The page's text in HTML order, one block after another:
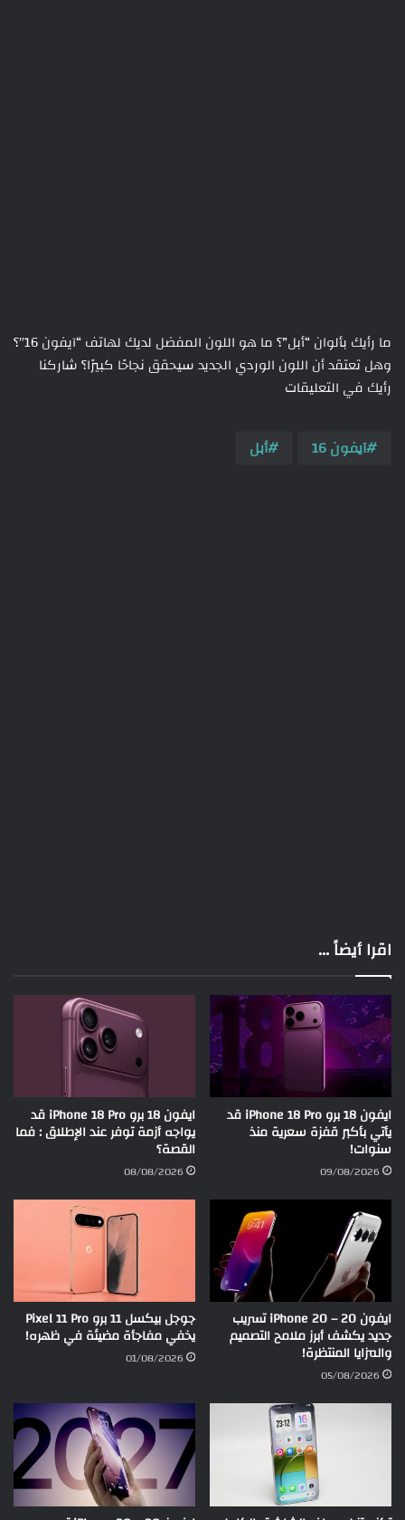
ما رأيك بألوان “أبل”؟ ما هو اللون المفضل لديك لهاتف “آيفون 16″؟
وهل تعتقد أن اللون الوردي الجديد سيحقق نجاحًا كبيرًا؟ شاركنا
رأيك في التعليقات
آيفون 16 أبل
اقرا أيضاً ...
ايفون 18 برو iPhone 18 Pro قد
يأتي بأكبر قفزة سعرية منذ
سنوات!
09/08/2026
ايفون 18 برو iPhone 18 Pro قد
يواجه أزمة توفر عند الإطلاق : فما
القصة؟
08/08/2026
ايفون 20 – iPhone 20 تسريب
جديد يكشف أبرز ملامح التصميم
والمزايا المنتظرة!
05/08/2026
جوجل بيكسل 11 برو Pixel 11 Pro
يخفي مفاجأة مضيئة في ظهره!
01/08/2026